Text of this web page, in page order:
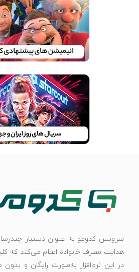
سرویس کدومو به عنوان دستیار
هدایت مصرف خانواده اعلام می‌کند که
در این نرم‌افزار به‌صورت رایگان و